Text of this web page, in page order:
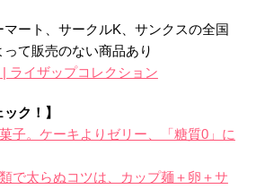
ート、サークルK、サンクスの全国
て販売のない商品あり
ライザップコレクション
ク！】
子。ケーキよりゼリー、「糖質0」に
で太らぬコツは、カップ麺＋卵＋サ